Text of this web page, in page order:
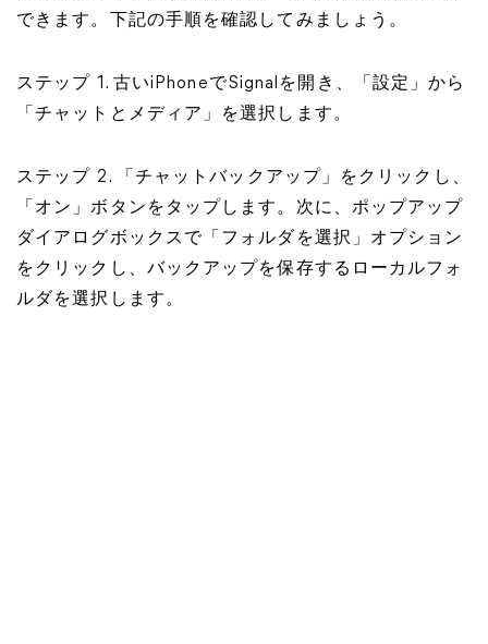
できます。下記の手順を確認してみましょう。
ステップ 1. 古いiPhoneでSignalを開き、「設定」から
「チャットとメディア」を選択します。
ステップ 2. 「チャットバックアップ」をクリックし、
「オン」ボタンをタップします。次に、ポップアップ
ダイアログボックスで「フォルダを選択」オプション
をクリックし、バックアップを保存するローカルフォ
ルダを選択します。